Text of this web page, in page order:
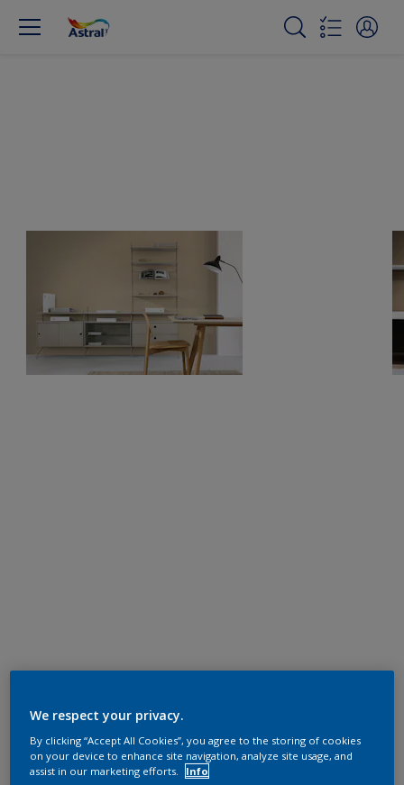
We respect your privacy.
By clicking “Accept All Cookies”, you agree to the storing of cookies
on your device to enhance site navigation, analyze site usage, and
assist in our marketing efforts.
Info